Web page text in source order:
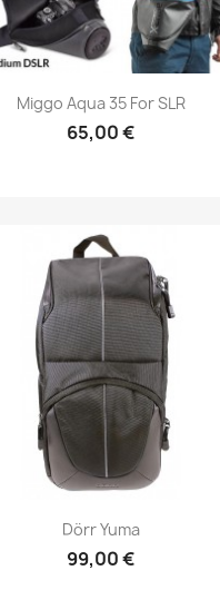
Aperçu rapide
Miggo Aqua 35 For SLR
65,00 €
Aperçu rapide
Dörr Yuma
99,00 €